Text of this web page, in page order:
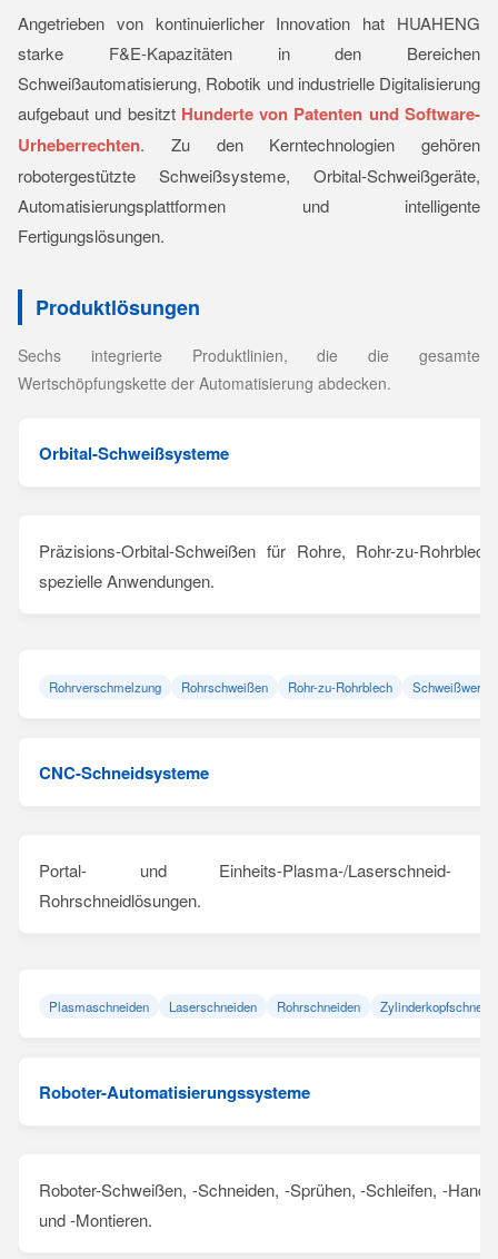
Angetrieben von kontinuierlicher Innovation hat HUAHENG
starke F&E-Kapazitäten in den Bereichen
Schweißautomatisierung, Robotik und industrielle Digitalisierung
aufgebaut und besitzt Hunderte von Patenten und Software-
Urheberrechten. Zu den Kerntechnologien gehören
robotergestützte Schweißsysteme, Orbital-Schweißgeräte,
Automatisierungsplattformen und intelligente
Fertigungslösungen.
Produktlösungen
Sechs integrierte Produktlinien, die die gesamte
Wertschöpfungskette der Automatisierung abdecken.
Orbital-Schweißsysteme
Präzisions-Orbital-Schweißen für Rohre, Rohr-zu-
spezielle Anwendungen.
Rohrverschmelzung Rohrschweißen Rohr-zu-Rohrblech
CNC-Schneidsysteme
Portal- und Einheits-Plasma-/Laserschneid-
Rohrschneidlösungen.
Plasmaschneiden Laserschneiden Rohrschneiden
Roboter-Automatisierungssysteme
Roboter-Schweißen, -Schneiden, -Sprühen, -Schleifen, -
und -Montieren.